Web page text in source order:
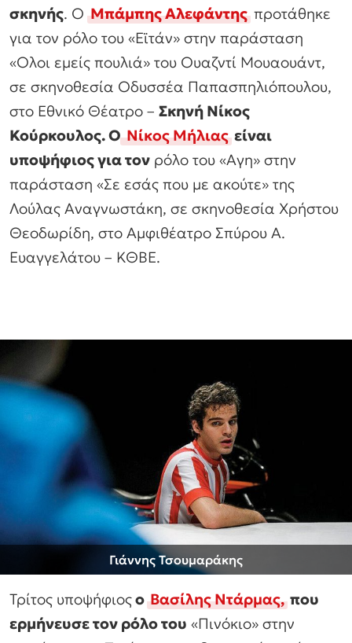
σκηνής. ΟΜπάμπης Αλεφάντηςπροτάθηκε
για τον ρόλο του «Εϊτάν» στην παράσταση
«Ολοι εμείς πουλιά» του Ουαζντί Μουαουάντ,
σε σκηνοθεσία Οδυσσέα Παπασπηλιόπουλου,
στο Εθνικό Θέατρο – Σκηνή Νίκος
Κούρκουλος. ΟΝίκος Μήλιαςείναι
υποψήφιος για τον ρόλο του «Αγη» στην
παράσταση «Σε εσάς που με ακούτε» της
Λούλας Αναγνωστάκη, σε σκηνοθεσία Χρήστου
Θεοδωρίδη, στο Αμφιθέατρο Σπύρου Α.
Ευαγγελάτου – ΚΘΒΕ.
Γιάννης Τσουμαράκης
Τρίτος υποψήφιοςοΒασίλης Ντάρμας,που
ερμήνευσε τον ρόλο του «Πινόκιο» στην